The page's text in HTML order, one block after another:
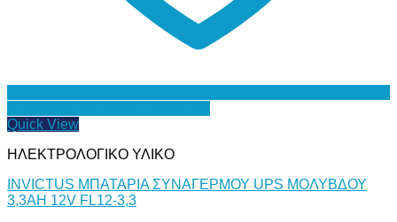
Quick View
ΗΛΕΚΤΡΟΛΟΓΙΚΟ ΥΛΙΚΟ
INVICTUS ΜΠΑΤΑΡΙΑ ΣΥΝΑΓΕΡΜΟΥ UPS ΜΟΛΥΒΔΟΥ
3,3AH 12V FL12-3,3